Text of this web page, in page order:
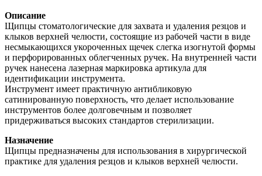
Описание
Щипцы стоматологические для захвата и удаления резцов и
клыков верхней челюсти, состоящие из рабочей части в виде
несмыкающихся укороченных щечек слегка изогнутой формы
и перфорированных облегченных ручек. На внутренней части
ручек нанесена лазерная маркировка артикула для
идентификации инструмента.
Инструмент имеет практичную антибликовую
сатинированную поверхность, что делает использование
инструментов более долговечным и позволяет
придерживаться высоких стандартов стерилизации.
Назначение
Щипцы предназначены для использования в хирургической
практике для удаления резцов и клыков верхней челюсти.